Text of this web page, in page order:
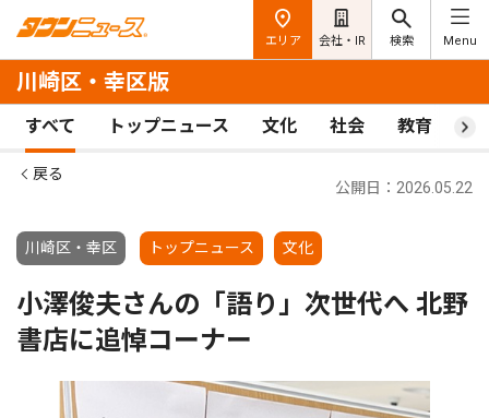
エリア 会社・IR 検索 Menu
川崎区・幸区版
すべて トップニュース 文化 社会 教育 ス
戻る
川崎区・幸区 トップニュース 文化
公開日：2026.05.22
小澤俊夫さんの「語り」次世代へ 北野
書店に追悼コーナー